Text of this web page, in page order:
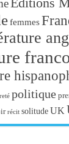
femmes
politique
récit solitude UK